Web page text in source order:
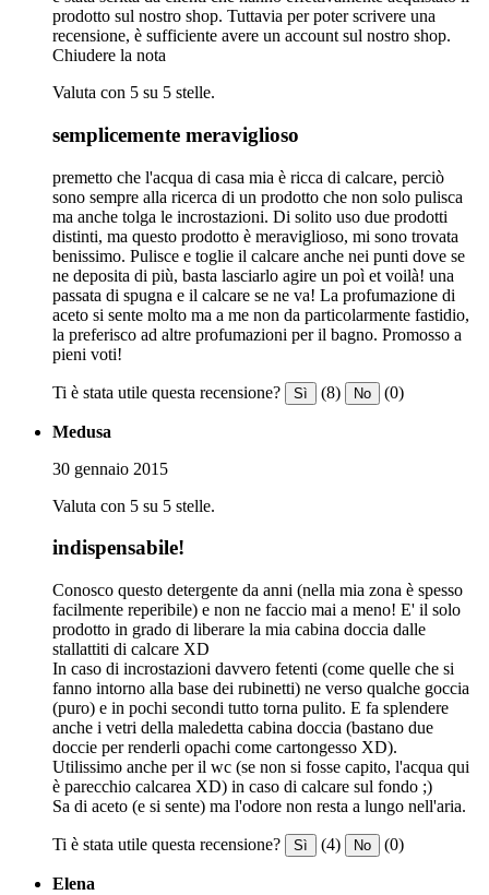
prodotto sul nostro shop. Tuttavia per poter scrivere una
recensione, è sufficiente avere un account sul nostro shop.
Chiudere la nota
Valuta con 5 su 5 stelle.
semplicemente meraviglioso
premetto che l'acqua di casa mia è ricca di calcare, perciò
sono sempre alla ricerca di un prodotto che non solo pulisca
ma anche tolga le incrostazioni. Di solito uso due prodotti
distinti, ma questo prodotto è meraviglioso, mi sono trovata
benissimo. Pulisce e toglie il calcare anche nei punti dove se
ne deposita di più, basta lasciarlo agire un poì et voilà! una
passata di spugna e il calcare se ne va! La profumazione di
aceto si sente molto ma a me non da particolarmente fastidio,
la preferisco ad altre profumazioni per il bagno. Promosso a
pieni voti!
Ti è stata utile questa recensione? Sì (8) No (0)
Medusa
30 gennaio 2015
Valuta con 5 su 5 stelle.
indispensabile!
Conosco questo detergente da anni (nella mia zona è spesso
facilmente reperibile) e non ne faccio mai a meno! E' il solo
prodotto in grado di liberare la mia cabina doccia dalle
stallattiti di calcare XD
In caso di incrostazioni davvero fetenti (come quelle che si
fanno intorno alla base dei rubinetti) ne verso qualche goccia
(puro) e in pochi secondi tutto torna pulito. E fa splendere
anche i vetri della maledetta cabina doccia (bastano due
doccie per renderli opachi come cartongesso XD).
Utilissimo anche per il wc (se non si fosse capito, l'acqua qui
è parecchio calcarea XD) in caso di calcare sul fondo ;)
Sa di aceto (e si sente) ma l'odore non resta a lungo nell'aria.
Ti è stata utile questa recensione? Sì (4) No (0)
Elena